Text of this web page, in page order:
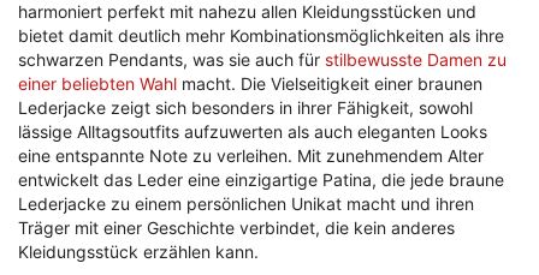
harmoniert perfekt mit nahezu allen Kleidungsstücken und
bietet damit deutlich mehr Kombinationsmöglichkeiten als ihre
schwarzen Pendants, was sie auch für stilbewusste Damen zu
einer beliebten Wahl macht. Die Vielseitigkeit einer braunen
Lederjacke zeigt sich besonders in ihrer Fähigkeit, sowohl
lässige Alltagsoutfits aufzuwerten als auch eleganten Looks
eine entspannte Note zu verleihen. Mit zunehmendem Alter
entwickelt das Leder eine einzigartige Patina, die jede braune
Lederjacke zu einem persönlichen Unikat macht und ihren
Träger mit einer Geschichte verbindet, die kein anderes
Kleidungsstück erzählen kann.